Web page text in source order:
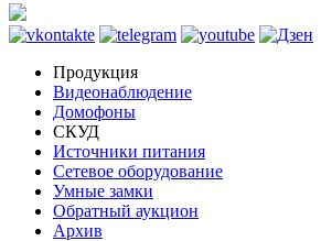
Продукция
Видеонаблюдение
Домофоны
СКУД
Источники питания
Сетевое оборудование
Умные замки
Обратный аукцион
Архив